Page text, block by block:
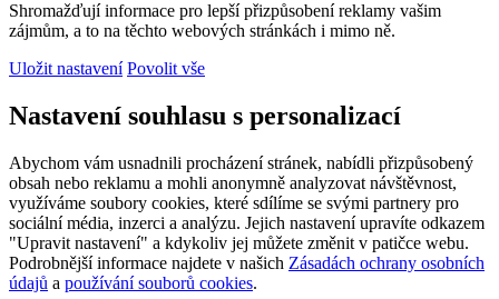
Shromažďují informace pro lepší přizpůsobení reklamy vašim
zájmům, a to na těchto webových stránkách i mimo ně.
Uložit nastavení Povolit vše
Nastavení souhlasu s personalizací
Abychom vám usnadnili procházení stránek, nabídli přizpůsobený
obsah nebo reklamu a mohli anonymně analyzovat návštěvnost,
využíváme soubory cookies, které sdílíme se svými partnery pro
sociální média, inzerci a analýzu. Jejich nastavení upravíte odkazem
"Upravit nastavení" a kdykoliv jej můžete změnit v patičce webu.
Podrobnější informace najdete v našich Zásadách ochrany osobních
údajů a používání souborů cookies.